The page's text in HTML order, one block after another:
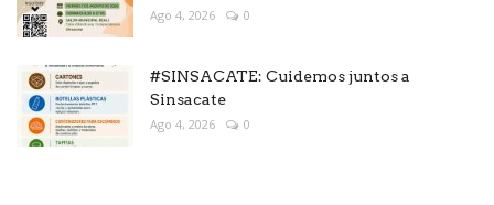
Ago 4, 2026 0
#SINSACATE: Cuidemos juntos a
Sinsacate
Ago 4, 2026 0